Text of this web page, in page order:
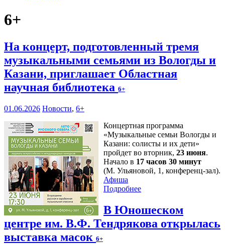
6+
На концерт, подготовленный тремя
музыкальными семьями из Вологды и
Казани, приглашает Областная
научная библиотека 6+
01.06.2026 Новости, 6+
Концертная программа
«Музыкальные семьи Вологды и
Казани: солисты и их дети»
пройдет во вторник, 23 июня.
Начало в 17 часов 30 минут
(М. Ульяновой, 1, конференц-зал).
Афиша
Подробнее
В Юношеском
центре им. В.Ф. Тендрякова открылась
выставка масок 6+